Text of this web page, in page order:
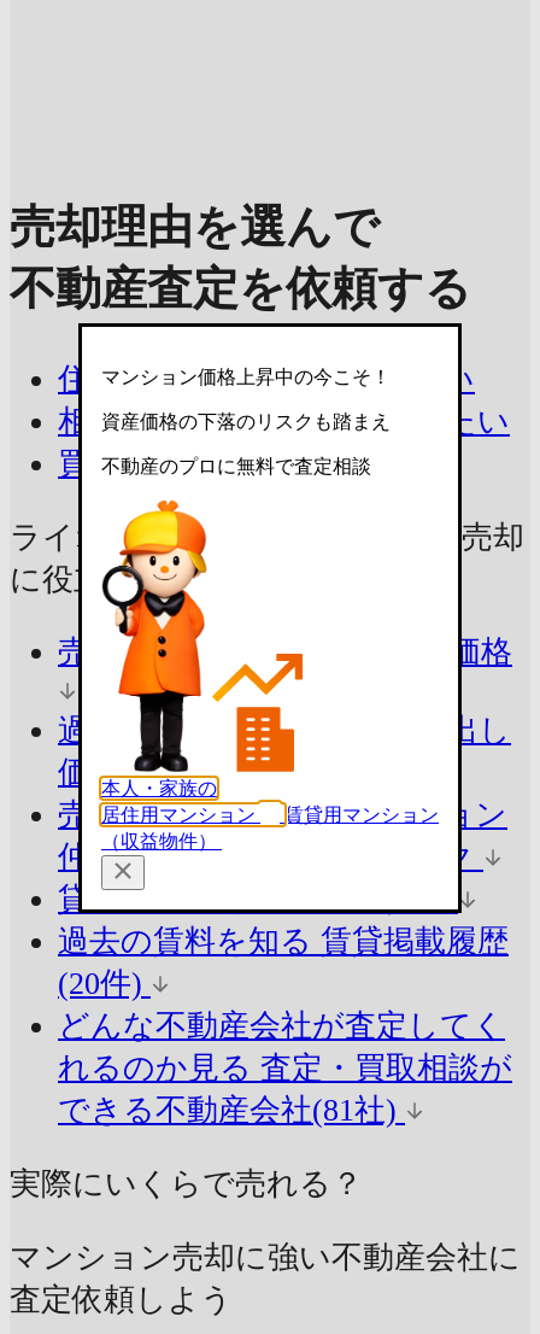
売却理由を選んで
不動産査定を依頼する
住み替えで今の家を売りたい
相続したマンションを売りたい
買取を相談したい
ライオンズマンション上北沢の売却
に役立つ情報をチェック！
売ったらいくら？ 参考査定価格
過去の売出し価格を知る
売出し
価格の掲載履歴(10件)
売却の方法でシミュレーション
仲介と買取の違いをチェック
貸したらいくら？
過去の賃料を知る 賃貸掲載履歴
(20件)
どんな不動産会社が査定してく
れるのか見る 査定・買取相談が
できる不動産会社(81社)
実際にいくらで売れる？
マンション売却に強い不動産会社に
査定依頼しよう
マンション価格上昇中の今こそ！
資産価格の下落のリスクも踏まえ
不動産のプロに無料で査定相談
本人・家族の
居住用マンション
賃貸用マンション
（収益物件）